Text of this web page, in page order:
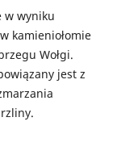
w wyniku
kamieniołomie
Wołgi.
jest z